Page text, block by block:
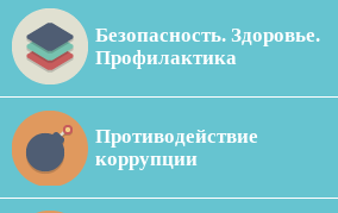
Безопасность. Здоровье.
Профилактика
Противодействие
коррупции